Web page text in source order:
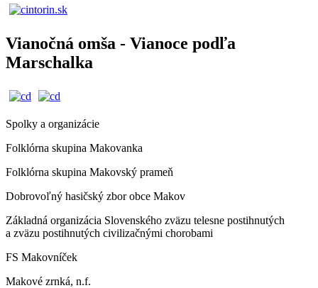
Vianočná omša - Vianoce podľa
Marschalka
Spolky a organizácie
Folklórna skupina Makovanka
Folklórna skupina Makovský prameň
Dobrovoľný hasičský zbor obce Makov
Základná organizácia Slovenského zväzu telesne postihnutých
a zväzu postihnutých civilizačnými chorobami
FS Makovníček
Makové zrnká, n.f.